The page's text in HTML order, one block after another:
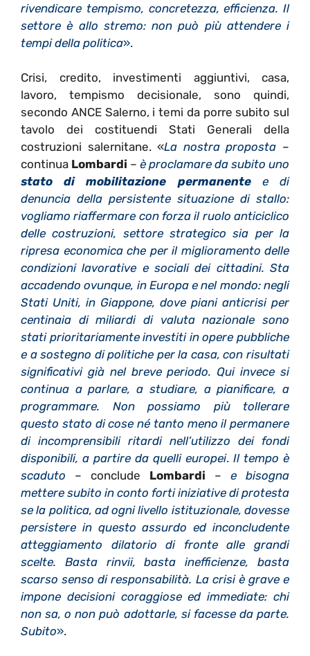
rivendicare tempismo, concretezza, efficienza. Il
settore è allo stremo: non può più attendere i
tempi della politica».
Crisi, credito, investimenti aggiuntivi, casa,
lavoro, tempismo decisionale, sono quindi,
secondo ANCE Salerno, i temi da porre subito sul
tavolo dei costituendi Stati Generali della
costruzioni salernitane. «La nostra proposta –
continua Lombardi – è proclamare da subito uno
stato di mobilitazione permanentee di
denuncia della persistente situazione di stallo:
vogliamo riaffermare con forza il ruolo anticiclico
delle costruzioni, settore strategico sia per la
ripresa economica che per il miglioramento delle
condizioni lavorative e sociali dei cittadini. Sta
accadendo ovunque, in Europa e nel mondo: negli
Stati Uniti, in Giappone, dove piani anticrisi per
centinaia di miliardi di valuta nazionale sono
stati prioritariamente investiti in opere pubbliche
e a sostegno di politiche per la casa, con risultati
significativi già nel breve periodo. Qui invece si
continua a parlare, a studiare, a pianificare, a
programmare. Non possiamo più tollerare
questo stato di cose né tanto meno il permanere
di incomprensibili ritardi nell’utilizzo dei fondi
disponibili, a partire da quelli europei. Il tempo è
scaduto – conclude Lombardi –
e bisogna
mettere subito in conto forti iniziative di protesta
se la politica, ad ogni livello istituzionale, dovesse
persistere in questo assurdo ed inconcludente
atteggiamento dilatorio di fronte alle grandi
scelte. Basta rinvii, basta inefficienze, basta
scarso senso di responsabilità. La crisi è grave e
impone decisioni coraggiose ed immediate: chi
non sa, o non può adottarle, si facesse da parte.
Subito».